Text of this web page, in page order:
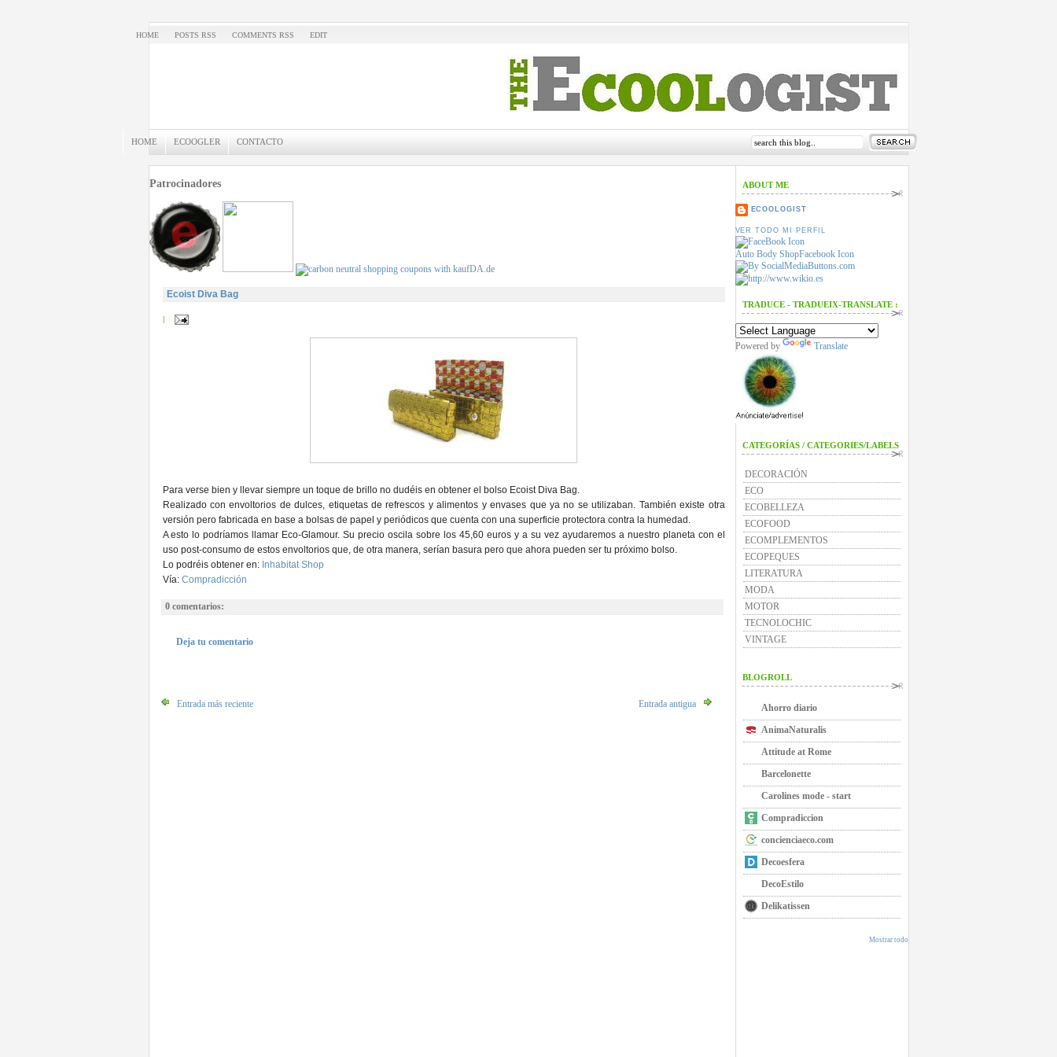
HOME POSTS RSS COMMENTS RSS EDIT
HOME ECOOGLER CONTACTO
Patrocinadores
Ecoist Diva Bag
Para verse bien y llevar siempre un toque de brillo no dudéis en obtener el bolso Ecoist Diva Bag.
Realizado con envoltorios de dulces, etiquetas de refrescos y alimentos y envases que ya no se utilizaban. También existe otra
versión pero fabricada en base a bolsas de papel y periódicos que cuenta con una superficie protectora contra la humedad.
A esto lo podríamos llamar Eco-Glamour. Su precio oscila sobre los 45,60 euros y a su vez ayudaremos a nuestro planeta con el
uso post-consumo de estos envoltorios que, de otra manera, serían basura pero que ahora pueden ser tu próximo bolso.
Lo podréis obtener en: Inhabitat Shop
Vía: Compradicción
0 comentarios:
Deja tu comentario
Entrada más reciente Entrada antigua
ABOUT ME
ECOOLOGIST
VER TODO MI PERFIL
Auto Body ShopFacebook Icon
TRADUCE - TRADUEIX-TRANSLATE :
Powered by Translate
CATEGORÍAS / CATEGORIES/LABELS
DECORACIÓN
ECO
ECOBELLEZA
ECOFOOD
ECOMPLEMENTOS
ECOPEQUES
LITERATURA
MODA
MOTOR
TECNOLOCHIC
VINTAGE
BLOGROLL
Ahorro diario
AnimaNaturalis
Attitude at Rome
Barcelonette
Carolines mode - start
Compradiccion
concienciaeco.com
Decoesfera
DecoEstilo
Delikatissen
Mostrar todo